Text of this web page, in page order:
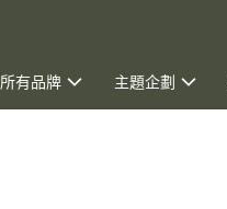
所有品牌 主題企劃